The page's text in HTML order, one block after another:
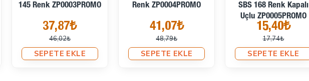
145 Renk ZP0003PROMO
37,87₺
46,02₺
SEPETE EKLE
Renk ZP0004PROMO
41,07₺
48,79₺
SEPETE EKLE
SBS 168 Renk Kapalı
Uçlu ZP0005PROMO
15,40₺
17,74₺
SEPETE EKLE